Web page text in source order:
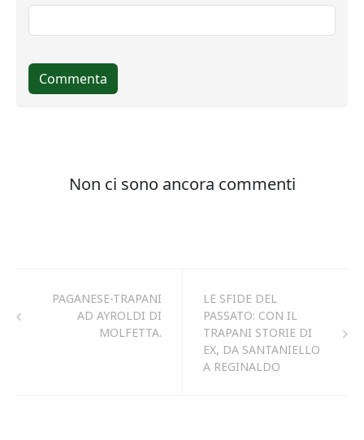
PAGANESE-TRAPANI
AD AYROLDI DI
MOLFETTA.
LE SFIDE DEL
PASSATO: CON IL
TRAPANI STORIE DI
EX, DA SANTANIELLO
A REGINALDO